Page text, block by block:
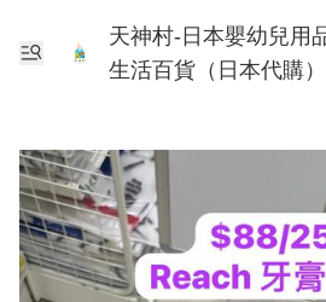
天神村-日本嬰幼兒用
生活百貨（日本代購）